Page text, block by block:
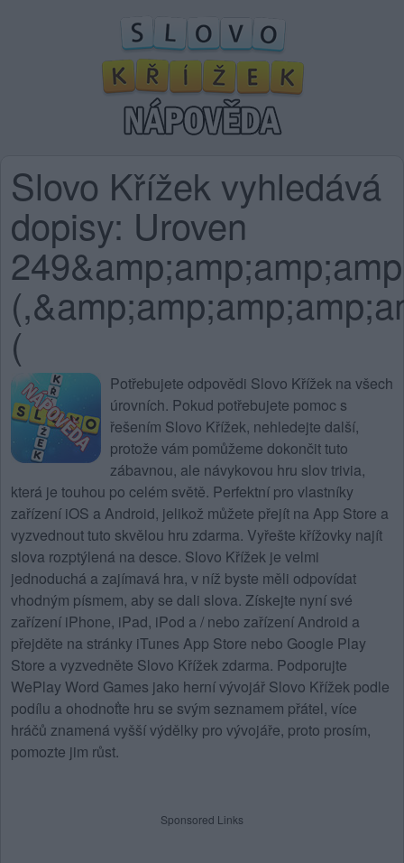
Slovo Křížek vyhledává
dopisy: Uroven
(
Potřebujete odpovědi Slovo Křížek na všech
úrovních. Pokud potřebujete pomoc s
řešením Slovo Křížek, nehledejte další,
protože vám pomůžeme dokončit tuto
zábavnou, ale návykovou hru slov trivia,
která je touhou po celém světě. Perfektní pro vlastníky
zařízení iOS a Android, jelikož můžete přejít na App Store a
vyzvednout tuto skvělou hru zdarma. Vyřešte křížovky najít
slova rozptýlená na desce. Slovo Křížek je velmi
jednoduchá a zajímavá hra, v níž byste měli odpovídat
vhodným písmem, aby se dali slova. Získejte nyní své
zařízení iPhone, iPad, iPod a / nebo zařízení Android a
přejděte na stránky iTunes App Store nebo Google Play
Store a vyzvedněte Slovo Křížek zdarma. Podporujte
WePlay Word Games jako herní vývojář Slovo Křížek podle
podílu a ohodnoťte hru se svým seznamem přátel, více
hráčů znamená vyšší výdělky pro vývojáře, proto prosím,
pomozte jim růst.
Sponsored Links